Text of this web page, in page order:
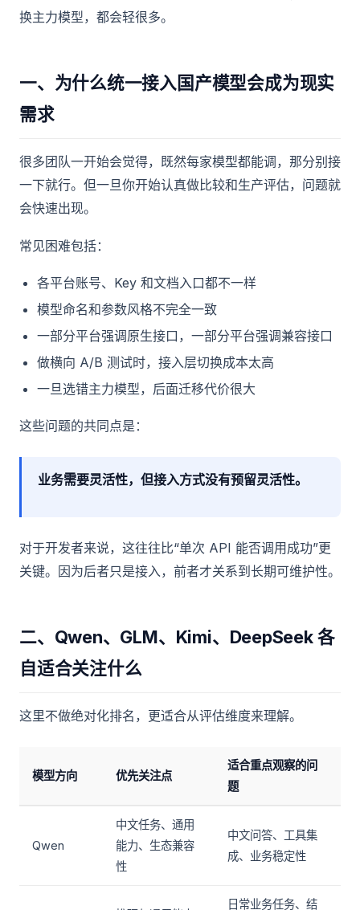
换主力模型，都会轻很多。
一、为什么统一接入国产模型会成为现实
需求
很多团队一开始会觉得，既然每家模型都能调，那分别接
一下就行。但一旦你开始认真做比较和生产评估，问题就
会快速出现。
常见困难包括：
各平台账号、Key 和文档入口都不一样
模型命名和参数风格不完全一致
一部分平台强调原生接口，一部分平台强调兼容接口
做横向 A/B 测试时，接入层切换成本太高
一旦选错主力模型，后面迁移代价很大
这些问题的共同点是：
业务需要灵活性，但接入方式没有预留灵活性。
对于开发者来说，这往往比“单次 API 能否调用成功”更
关键。因为后者只是接入，前者才关系到长期可维护性。
二、Qwen、GLM、Kimi、DeepSeek 各
自适合关注什么
这里不做绝对化排名，更适合从评估维度来理解。
模型方向 优先关注点
适合重点观察的问
题
Qwen
中文任务、通用
能力、生态兼容
性
中文问答、工具集
成、业务稳定性
日常业务任务、结